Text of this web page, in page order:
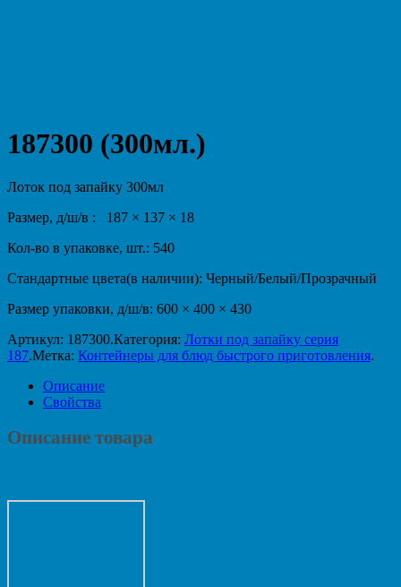
187300 (300мл.)
Лоток под запайку 300мл
Размер, д/ш/в : 187 × 137 × 18
Кол-во в упаковке, шт.: 540
Стандартные цвета(в наличии): Черный/Белый/Прозрачный
Размер упаковки, д/ш/в: 600 × 400 × 430
Артикул: 187300.Категория: Лотки под запайку серия
187.Метка: Контейнеры для блюд быстрого приготовления.
Описание
Свойства
Описание товара